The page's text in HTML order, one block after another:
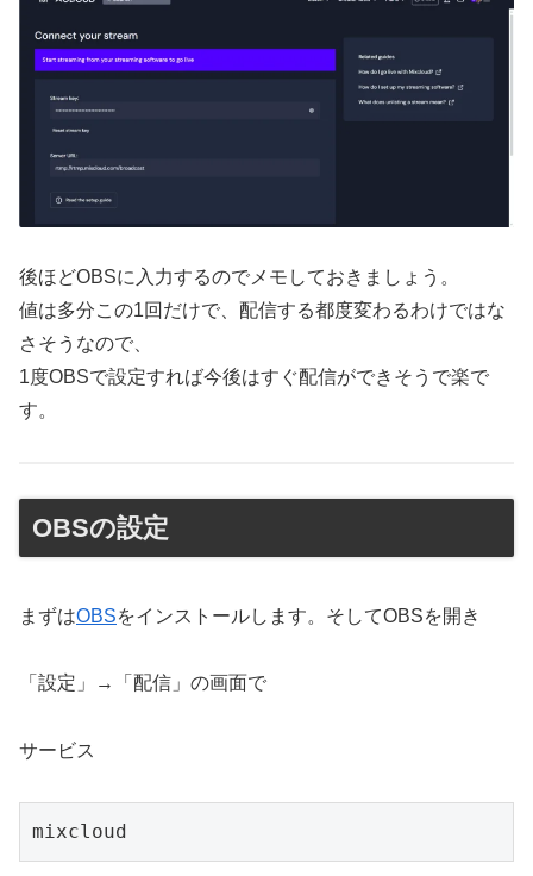
後ほどOBSに入力するのでメモしておきましょう。
値は多分この1回だけで、配信する都度変わるわけではな
さそうなので、
1度OBSで設定すれば今後はすぐ配信ができそうで楽で
す。
OBSの設定
まずはOBSをインストールします。そしてOBSを開き
「設定」→「配信」の画面で
サービス
mixcloud